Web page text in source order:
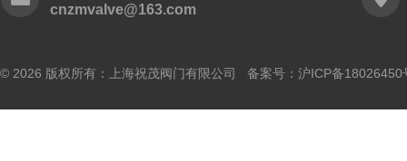
cnzmvalve@163.com
© 2026 版权所有：上海祝茂阀门有限公司 备案号： 沪ICP备18026450